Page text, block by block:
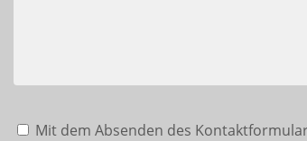
Mit dem Absenden des